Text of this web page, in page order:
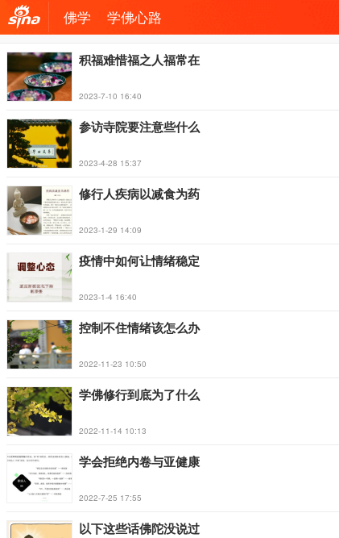
机新
浪网
佛学 学佛心路
积福难惜福之人福常在
2023-7-10 16:40
参访寺院要注意些什么
2023-4-28 15:37
修行人疾病以减食为药
2023-1-29 14:09
疫情中如何让情绪稳定
2023-1-4 16:40
控制不住情绪该怎么办
2022-11-23 10:50
学佛修行到底为了什么
2022-11-14 10:13
学会拒绝内卷与亚健康
2022-7-25 17:55
以下这些话佛陀没说过